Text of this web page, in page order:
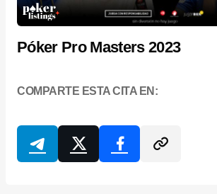
Póker Pro Masters 2023
COMPARTE ESTA CITA EN: